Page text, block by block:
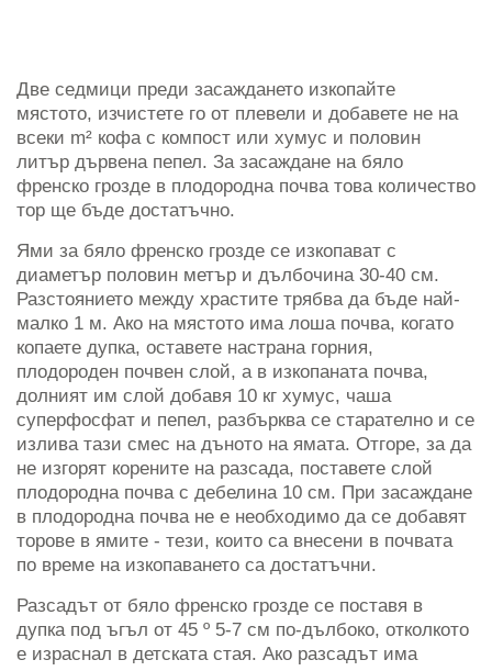
Две седмици преди засаждането изкопайте
мястото, изчистете го от плевели и добавете не на
всеки m² кофа с компост или хумус и половин
литър дървена пепел. За засаждане на бяло
френско грозде в плодородна почва това количество
тор ще бъде достатъчно.
Ями за бяло френско грозде се изкопават с
диаметър половин метър и дълбочина 30-40 см.
Разстоянието между храстите трябва да бъде най-
малко 1 м. Ако на мястото има лоша почва, когато
копаете дупка, оставете настрана горния,
плодороден почвен слой, а в изкопаната почва,
долният им слой добавя 10 кг хумус, чаша
суперфосфат и пепел, разбърква се старателно и се
излива тази смес на дъното на ямата. Отгоре, за да
не изгорят корените на разсада, поставете слой
плодородна почва с дебелина 10 см. При засаждане
в плодородна почва не е необходимо да се добавят
торове в ямите - тези, които са внесени в почвата
по време на изкопаването са достатъчни.
Разсадът от бяло френско грозде се поставя в
дупка под ъгъл от 45 º 5-7 см по-дълбоко, отколкото
е израснал в детската стая. Ако разсадът има